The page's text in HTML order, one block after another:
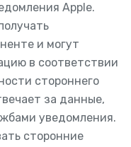
Apple.
и могут
в соответствии
стороннего
за данные,
уведомления.
сторонние